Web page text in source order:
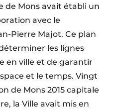
et égouttage
de Mons avait établi un
avec le
Pierre Majot. Ce plan
les lignes
en ville et de garantir
et le temps. Vingt
de Mons 2015 capitale
la Ville avait mis en